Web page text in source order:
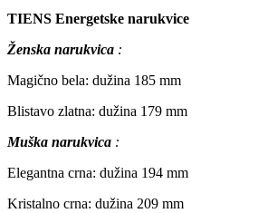
TIENS Energetske narukvice
Ženska narukvica :
Magično bela: dužina 185 mm
Blistavo zlatna: dužina 179 mm
Muška narukvica :
Elegantna crna: dužina 194 mm
Kristalno crna: dužina 209 mm